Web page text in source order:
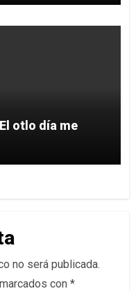
no será publicada.
con *